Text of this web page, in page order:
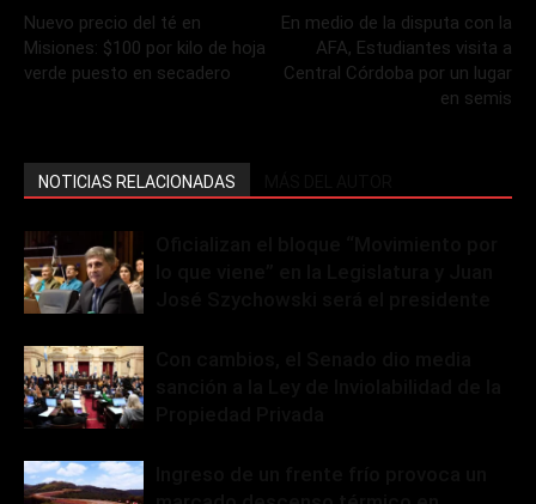
Nuevo precio del té en
Misiones: $100 por kilo de hoja
verde puesto en secadero
En medio de la disputa con la
AFA, Estudiantes visita a
Central Córdoba por un lugar
en semis
NOTICIAS RELACIONADAS